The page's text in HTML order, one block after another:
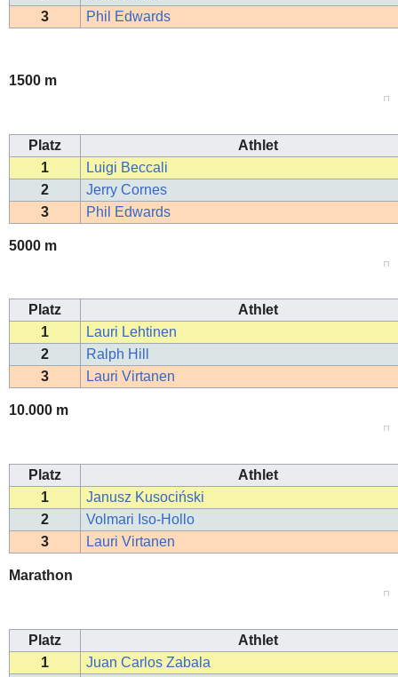
3
Phil Edwards
1500 m
Platz
Athlet
1
Luigi Beccali
2
Jerry Cornes
3
Phil Edwards
5000 m
Platz
Athlet
1
Lauri Lehtinen
2
Ralph Hill
3
Lauri Virtanen
10.000 m
Platz
Athlet
1
Janusz Kusociński
2
Volmari Iso-Hollo
3
Lauri Virtanen
Marathon
Platz
Athlet
1
Juan Carlos Zabala